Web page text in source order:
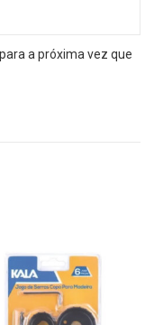
a próxima vez que